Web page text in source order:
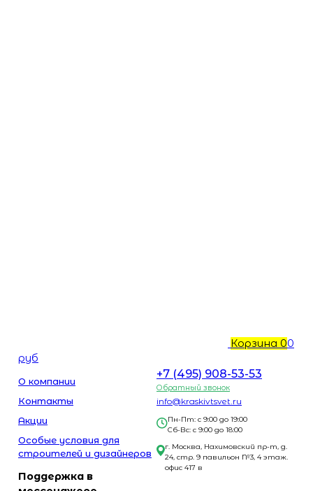
Корзина 00
руб
О компании
Контакты
Акции
Особые условия для
строителей и дизайнеров
Поддержка в
+7 (495) 908-53-53
Обратный звонок
info@kraskivtsvet.ru
Пн-Пт: с 9:00 до 19:00
Сб-Вс: с 9:00 до 18:00
г. Москва, Нахимовский пр-т, д.
24, стр. 9 павильон №3, 4 этаж.
офис 417 в